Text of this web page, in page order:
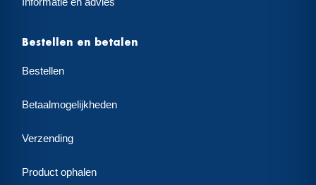
Informatie en advies
Bestellen en betalen
Bestellen
Betaalmogelijkheden
Verzending
Product ophalen